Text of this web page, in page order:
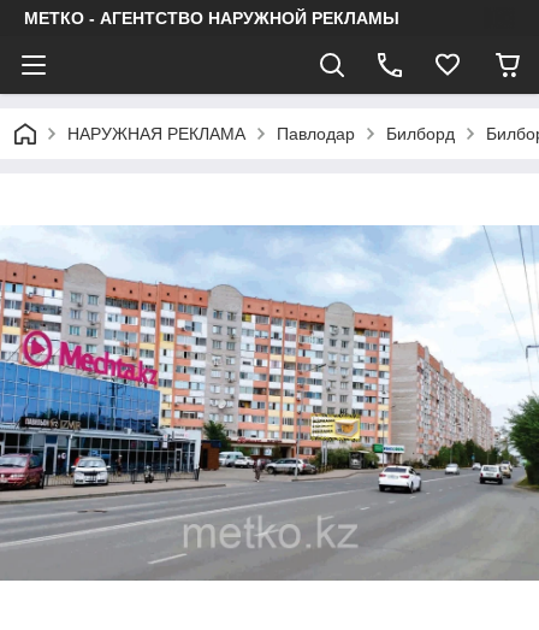
МЕТКО - АГЕНТСТВО НАРУЖНОЙ РЕКЛАМЫ
НАРУЖНАЯ РЕКЛАМА Павлодар Билборд